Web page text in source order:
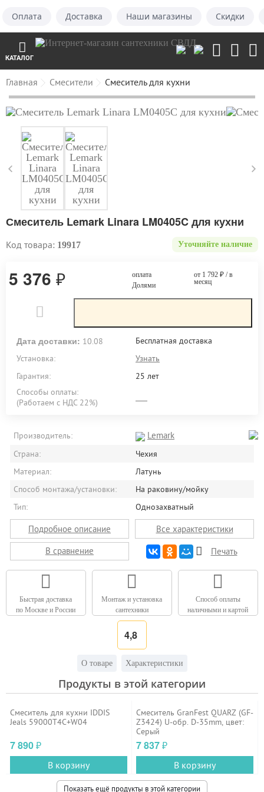
Оплата Доставка Наши магазины Скидки
КАТАЛОГ
Главная Смесители Смеситель для кухни
Смеситель Lemark Linara LM0405C для кухни
Код товара: 19917 Уточняйте наличие
5 376 ₽
оплата
Долями
от 1 792 ₽/ в
месяц
Дата доставки: 10.08
Бесплатная доставка
Установка:
Узнать
Гарантия:
25 лет
Способы оплаты:
(Работаем с НДС 22%)
Производитель: Lemark
Страна:
Чехия
Материал:
Латунь
Способ монтажа/установки:
На раковину/мойку
Тип:
Однозахватный
Подробное описание
Все характеристики
В сравнение
Печать
Быстрая доставка
по Москве и России
Монтаж и установка
сантехники
Способ оплаты
наличными и картой
4,8
О товаре Характеристики
Продукты в этой категории
Смеситель для кухни IDDIS
Jeals 59000T4C+W04
7 890₽
В корзину
Смеситель GranFest QUARZ (GF-
Z3424) U-обр. D-35mm, цвет:
Серый
7 837₽
В корзину
Показать ещё продукты в этой категории